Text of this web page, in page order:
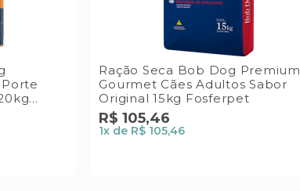
Ração Seca Bob Dog Premium
Gourmet Cães Adultos Sabor
Original 15kg Fosferpet
R$ 105,46
1x de R$ 105,46